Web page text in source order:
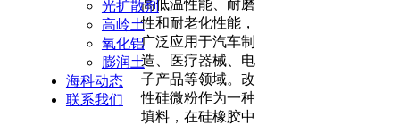
光扩散剂
高岭土
氧化铝
膨润土
海科动态
联系我们
高低温性能、耐磨
性和耐老化性能，
广泛应用于汽车制
造、医疗器械、电
子产品等领域。改
性硅微粉作为一种
填料，在硅橡胶中